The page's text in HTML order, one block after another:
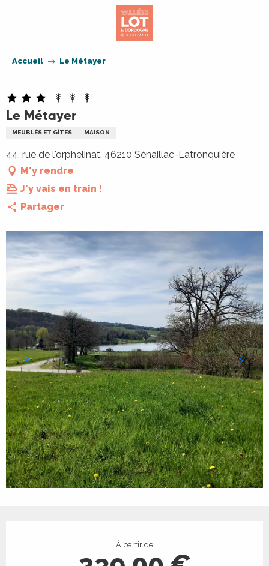
Accueil Le Métayer
Le Métayer
MEUBLÉS ET GÎTES MAISON
44, rue de l'orphelinat, 46210 Sénaillac-Latronquière
M'y rendre
J'y vais en train !
Partager
À partir de